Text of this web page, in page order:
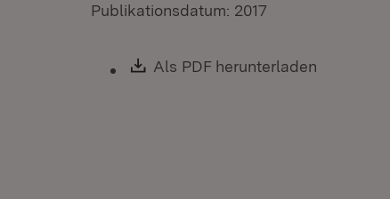
Publikationsdatum: 2017
Download:
Als PDF herunterladen